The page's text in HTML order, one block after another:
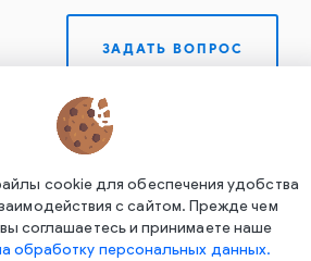
ЗАДАТЬ ВОПРОС
cookie для обеспечения удобства
с сайтом. Прежде чем
соглашаетесь и принимаете наше
обработку персональных данных.